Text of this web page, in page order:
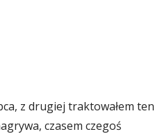
z drugiej traktowałem ten
czasem czegoś